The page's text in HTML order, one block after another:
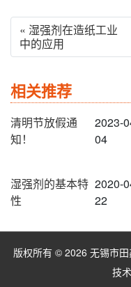
« 湿强剂在造纸工业
中的应用
相关推荐
清明节放假通
知！
2023-
04
湿强剂的基本特
性
2020-
22
版权所有 © 2026 无锡市
技